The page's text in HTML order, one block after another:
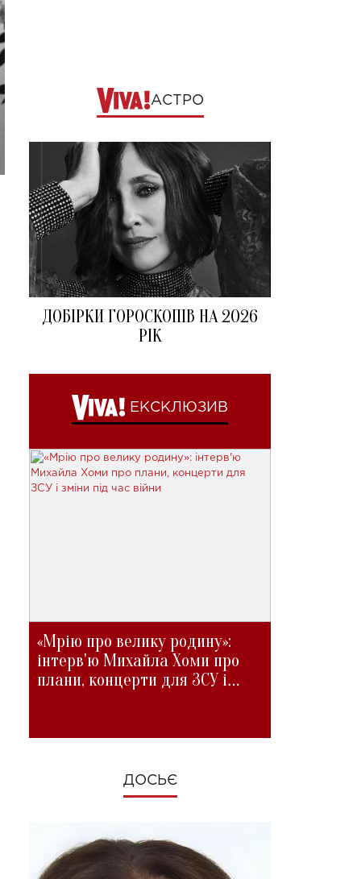
АСТРО
ДОБІРКИ ГОРОСКОПІВ НА 2026
РІК
ЕКСКЛЮЗИВ
«Мрію про велику родину»:
інтерв'ю Михайла Хоми про
плани, концерти для ЗСУ і
ДОСЬЄ